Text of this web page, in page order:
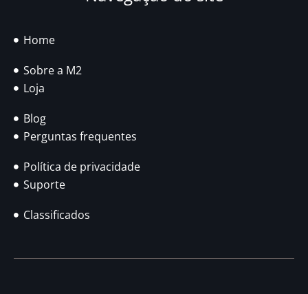
Home
Sobre a M2
Loja
Blog
Perguntas frequentes
Política de privacidade
Suporte
Classificados